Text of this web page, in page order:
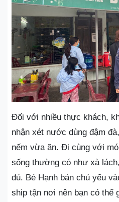
Đối với nhiều thực khách,
nhận xét nước dùng đậm
nếm vừa ăn. Đi cùng với
sống thường có như xà
đủ. Bé Hạnh bán chủ yếu
ship tận nơi nên bạn có thể